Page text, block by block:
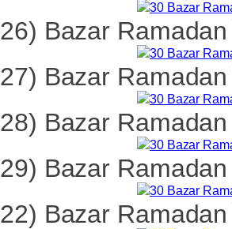
26) Bazar
27) Bazar
28) Bazar
29) Bazar
22) Bazar